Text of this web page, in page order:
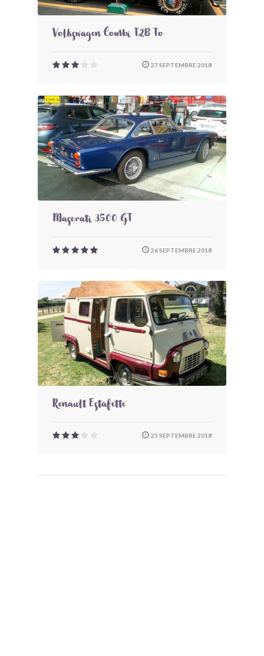
Volkswagen Combi T2B To
27 SEPTEMBRE 2018
Maserati 3500 GT
26 SEPTEMBRE 2018
Renault Estafette
25 SEPTEMBRE 2018